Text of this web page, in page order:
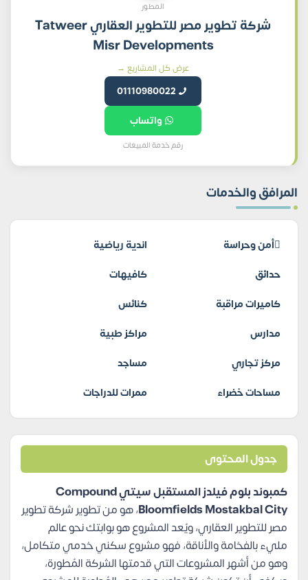
المطور
شركة تطوير مصر للتطوير العقاري Tatweer
Misr Developments
عرض كل المشاريع →
01110980022
واتساب
رقم خدمة المبيعات
المرافق والخدمات
أمن وحراسة
اندية رياضية
حدائق
كافيهات
كاميرات مراقبة
كنائس
مدارس
مراكز طبية
مركز تجاري
مساجد
مساحات خضراء
ممرات للدراجات
جدول المحتوى
كمبوند بلوم فيلدز المستقبل سيتي Compound
Bloomfields Mostakbal City، هو من تطوير شركة تطوير
مصر للتطوير العقاري، ويُعد المشروع هو بوابتك نحو عالم
مليء بالفخامة والأناقة، فهو مشروع سكني خدمي متكامل،
وهو من أشهر المشروعات التي قدمتها الشركة المُطورة،